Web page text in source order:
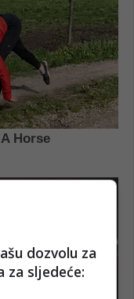
dozvolu za
za sljedeće: